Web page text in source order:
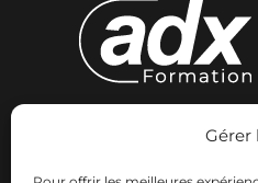
Gérer
Expertise et